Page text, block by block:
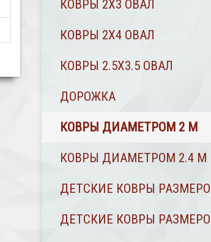
КОВРЫ 2X3 ОВАЛ
КОВРЫ 2Х4 ОВАЛ
КОВРЫ 2.5Х3.5 ОВАЛ
ДОРОЖКА
КОВРЫ ДИАМЕТРОМ 2 М
КОВРЫ ДИАМЕТРОМ 2.4 M
ДЕТСКИЕ КОВРЫ
ДЕТСКИЕ КОВРЫ